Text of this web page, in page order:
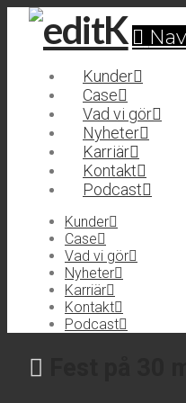
Kunder
Case
Vad vi gör
Nyheter
Karriär
Kontakt
Podcast
Kunder
Case
Vad vi gör
Nyheter
Karriär
Kontakt
Podcast